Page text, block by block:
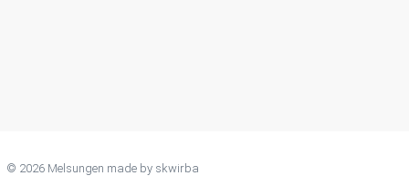
© 2026 Melsungen made by skwirba